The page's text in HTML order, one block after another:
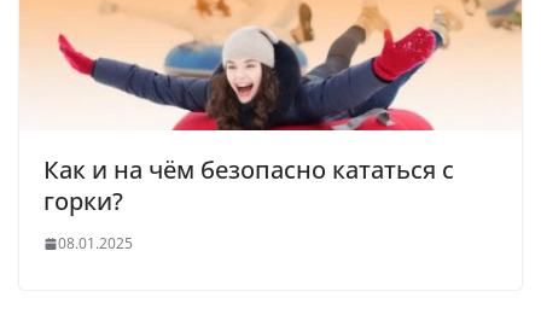
Как и на чём безопасно кататься с
горки?
08.01.2025